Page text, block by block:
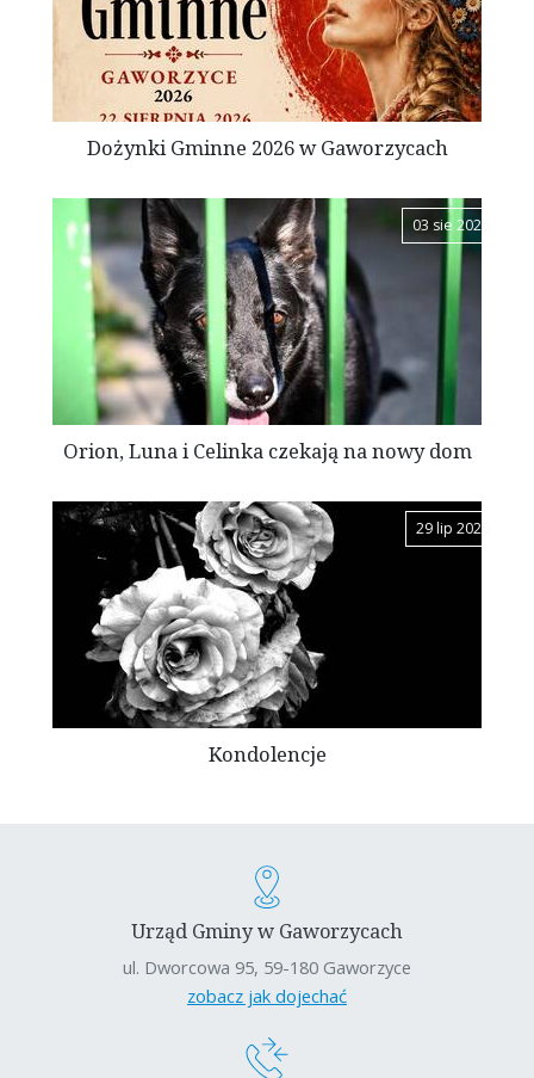
Dożynki Gminne 2026 w Gaworzycach
03 sie 2026
Orion, Luna i Celinka czekają na nowy dom
29 lip 2026
Kondolencje
Urząd Gminy w Gaworzycach
ul. Dworcowa 95, 59-180 Gaworzyce
zobacz jak dojechać